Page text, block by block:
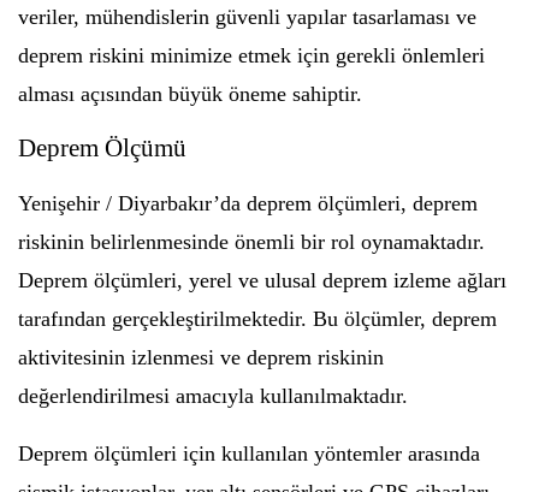
veriler, mühendislerin güvenli yapılar tasarlaması ve
deprem riskini minimize etmek için gerekli önlemleri
alması açısından büyük öneme sahiptir.
Deprem Ölçümü
Yenişehir / Diyarbakır’da deprem ölçümleri, deprem
riskinin belirlenmesinde önemli bir rol oynamaktadır.
Deprem ölçümleri, yerel ve ulusal deprem izleme ağları
tarafından gerçekleştirilmektedir. Bu ölçümler, deprem
aktivitesinin izlenmesi ve deprem riskinin
değerlendirilmesi amacıyla kullanılmaktadır.
Deprem ölçümleri için kullanılan yöntemler arasında